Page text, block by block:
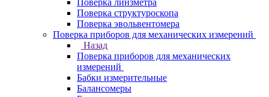
Поверка линзметра
Поверка структуроскопа
Поверка эвольвентомера
Поверка приборов для механических измерений
Назад
Поверка приборов для механических
измерений
Бабки измерительные
Балансомеры